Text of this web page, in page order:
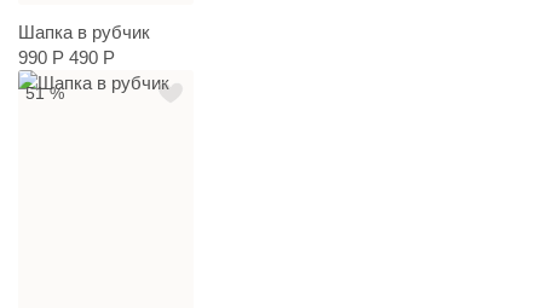
Шапка в рубчик
990 Р 490 Р
51 %